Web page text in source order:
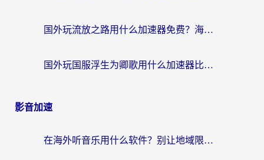
国外玩流放之路用什么加速器免费？海外党亲测有效的国服游戏加速指南
国外玩国服浮生为卿歌用什么加速器比较好？海外党亲测不踩坑指南
影音加速
在海外听音乐用什么软件？别让地域限制断了你的华语歌单